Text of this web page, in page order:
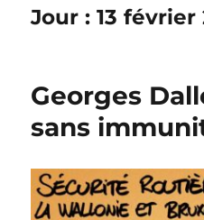
Jour :13 février
Georges
sans